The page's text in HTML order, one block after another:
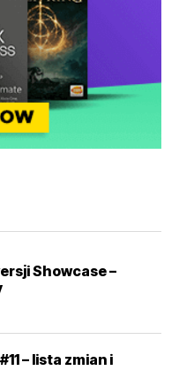
Showcase –
– lista zmian i